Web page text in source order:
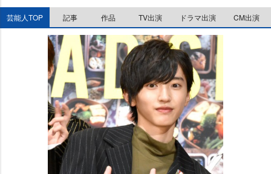
芸能人TOP 記事 作品 TV出演 ドラマ出演 CM出演